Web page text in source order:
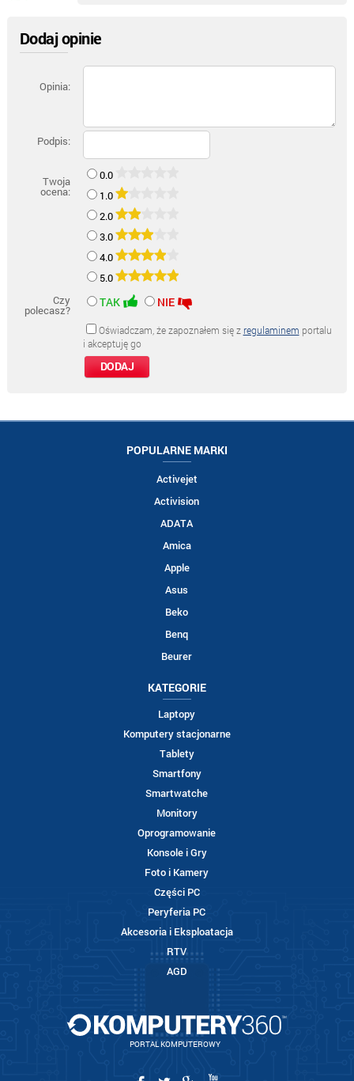
Dodaj opinie
Opinia:
Podpis:
Twoja
ocena:
0.0
1.0
2.0
3.0
4.0
5.0
Czy
polecasz?
TAK NIE
Oświadczam, że zapoznałem się z regulaminem portalu
i akceptuję go
POPULARNE MARKI
Activejet
Activision
ADATA
Amica
Apple
Asus
Beko
Benq
Beurer
KATEGORIE
Laptopy
Komputery stacjonarne
Tablety
Smartfony
Smartwatche
Monitory
Oprogramowanie
Konsole i Gry
Foto i Kamery
Części PC
Peryferia PC
Akcesoria i Eksploatacja
RTV
AGD
PORTAL KOMPUTEROWY